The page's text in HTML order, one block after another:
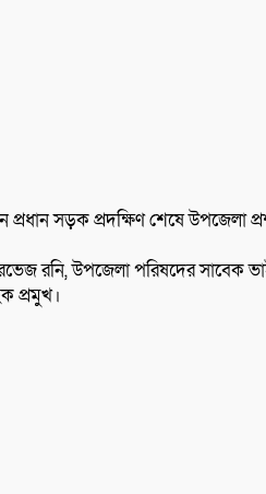
সড়ক প্রদক্ষিণ শেষে উপজেলা
রনি, উপজেলা পরিষদের সাবেক
প্রমুখ।